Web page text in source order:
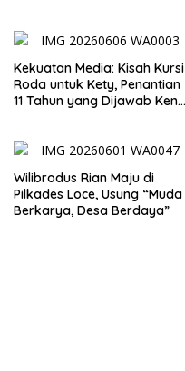
Kekuatan Media: Kisah Kursi
Roda untuk Kety, Penantian
11 Tahun yang Dijawab Ken
Wilibrodus Rian Maju di
Pilkades Loce, Usung “Muda
Berkarya, Desa Berdaya”